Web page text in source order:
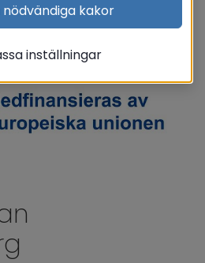
kakor
inställningar